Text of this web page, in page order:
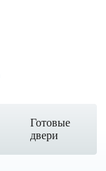
Готовые
двери